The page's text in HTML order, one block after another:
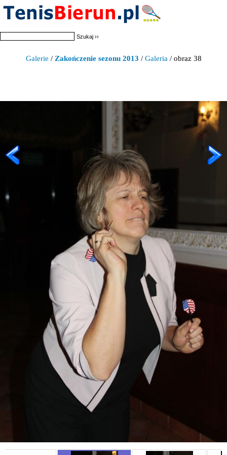
Galerie / Zakończenie sezonu 2013 / Galeria / obraz 38